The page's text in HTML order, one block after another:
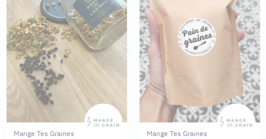
Mange Tes Graines Mange Tes Graines